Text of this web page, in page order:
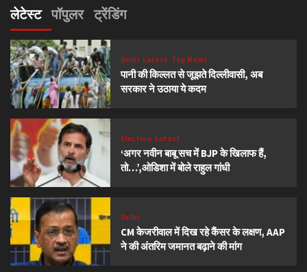
लेटेस्ट पॉपुलर ट्रेंडिंग
Delhi Latest Top News
पानी की किल्लत से जूझते दिल्लीवासी, अब
सरकार ने उठाया ये कदम
Election Latest
‘अगर नवीन बाबू सच में BJP के खिलाफ हैं,
तो…’,ओडिशा में बोले राहुल गांधी
Delhi
CM केजरीवाल में दिख रहे कैंसर के लक्षण, AAP
ने की अंतरिम जमानत बढ़ाने की मांग